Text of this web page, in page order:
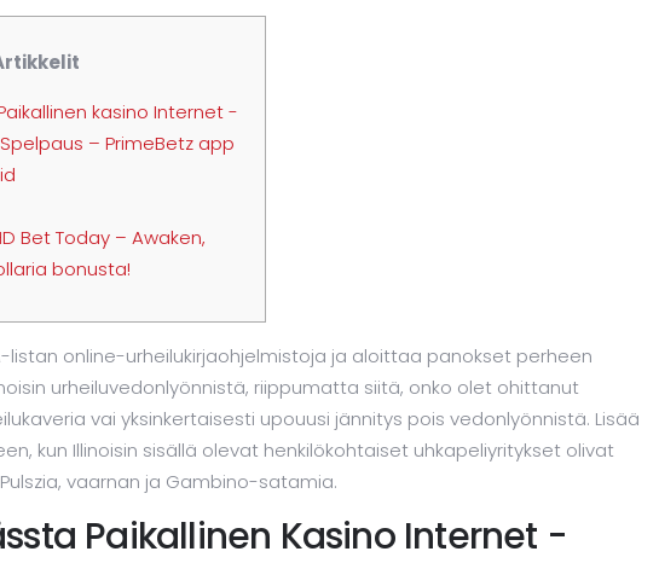
kasino Internet -
– PrimeBetz app
Bet Today – Awaken,
bonusta!
listan online-urheilukirjaohjelmistoja ja aloittaa panokset perheen
urheiluvedonlyönnistä, riippumatta siitä, onko olet ohittanut
vai yksinkertaisesti upouusi jännitys pois vedonlyönnistä. Lisää
kun Illinoisin sisällä olevat henkilökohtaiset uhkapeliyritykset olivat
vaarnan ja Gambino-satamia.
Paikallinen Kasino Internet -